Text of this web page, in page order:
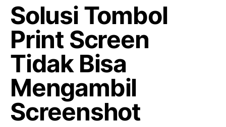
Solusi Tombol
Print Screen
Tidak Bisa
Mengambil
Screenshot